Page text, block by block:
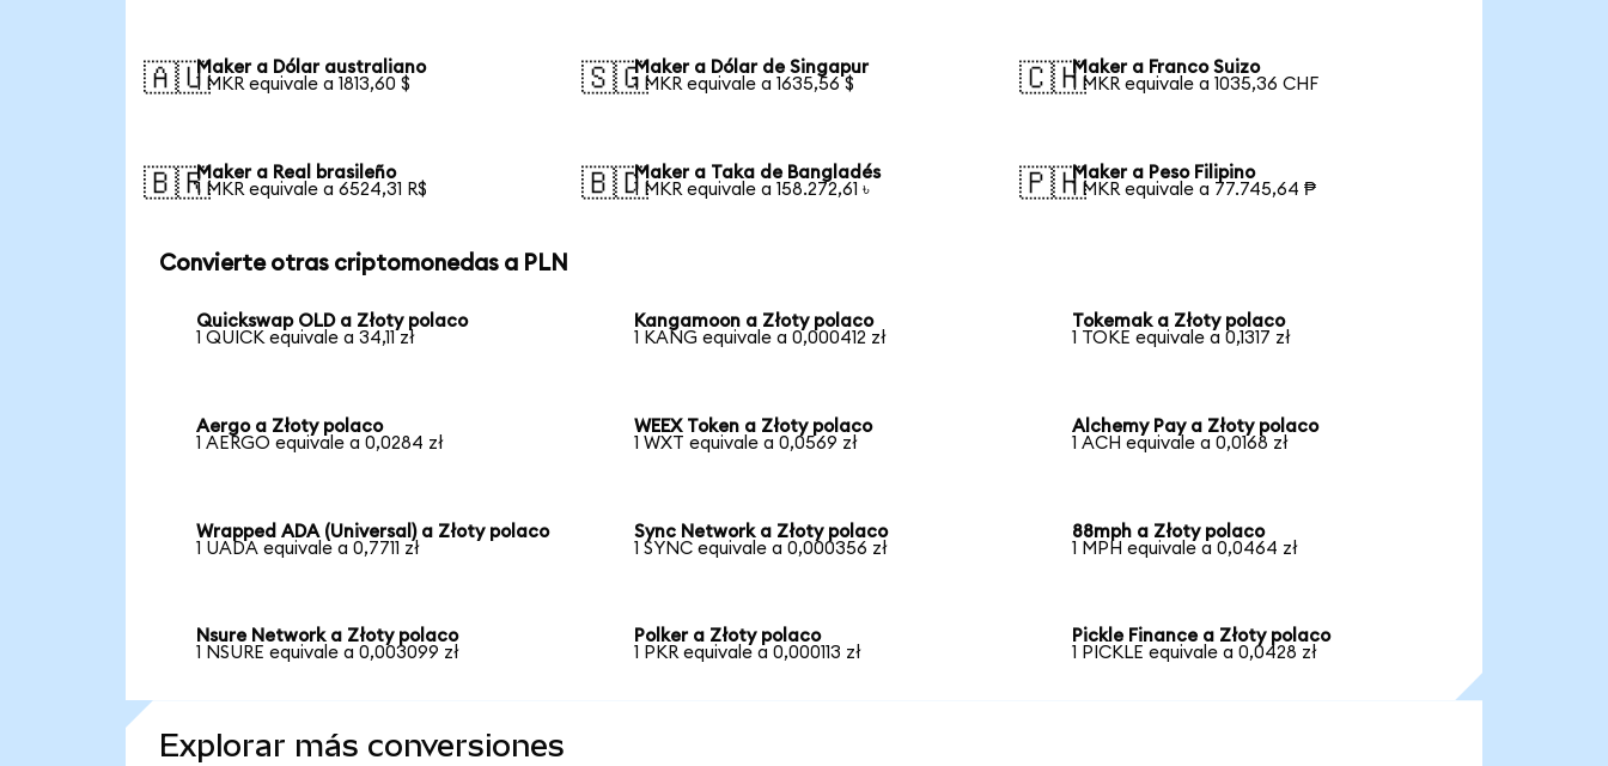
🇦🇺Maker a Dólar australiano
1 MKR equivale a 1813,60 $
🇸🇬Maker a Dólar de Singapur
1 MKR equivale a 1635,56 $
🇨🇭Maker a Franco Suizo
1 MKR equivale a 1035,36 CHF
🇧🇷Maker a Real brasileño
1 MKR equivale a 6524,31 R$
🇧🇩Maker a Taka de Bangladés
1 MKR equivale a 158.272,61 ৳
🇵🇭Maker a Peso Filipino
1 MKR equivale a 77.745,64 ₱
Convierte otras criptomonedas a PLN
Quickswap OLD a Złoty polaco
1 QUICK equivale a 34,11 zł
Kangamoon a Złoty polaco
1 KANG equivale a 0,000412 zł
Tokemak a Złoty polaco
1 TOKE equivale a 0,1317 zł
Aergo a Złoty polaco
1 AERGO equivale a 0,0284 zł
WEEX Token a Złoty polaco
1 WXT equivale a 0,0569 zł
Alchemy Pay a Złoty polaco
1 ACH equivale a 0,0168 zł
Wrapped ADA (Universal) a Złoty polaco
1 UADA equivale a 0,7711 zł
Sync Network a Złoty polaco
1 SYNC equivale a 0,000356 zł
88mph a Złoty polaco
1 MPH equivale a 0,0464 zł
Nsure Network a Złoty polaco
1 NSURE equivale a 0,003099 zł
Polker a Złoty polaco
1 PKR equivale a 0,000113 zł
Pickle Finance a Złoty polaco
1 PICKLE equivale a 0,0428 zł
Explorar más conversiones